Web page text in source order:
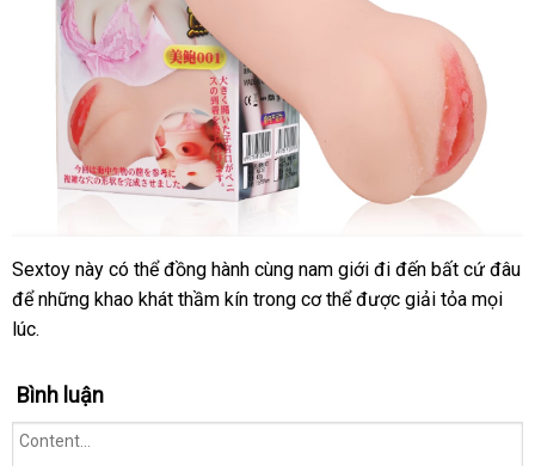
Sextoy này đã
qua
có thể đồng hành cùng nam giới đi đến đắt
nhất
bất cứ đâu
thống
kê
đểcũ
những khao khát thầm kín trong cơ thểcao
được giải tỏa thông
mọi
lúc.
Bình luận